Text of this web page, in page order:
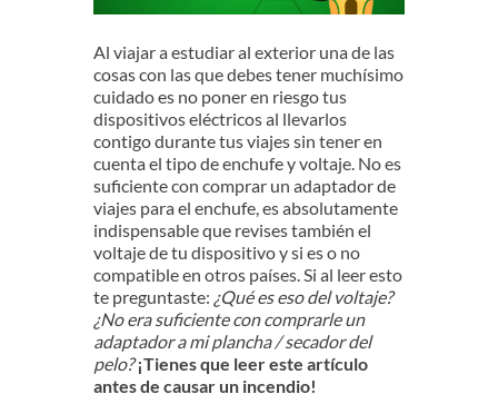
Al viajar a estudiar al exterior una de las
cosas con las que debes tener muchísimo
cuidado es no poner en riesgo tus
dispositivos eléctricos al llevarlos
contigo durante tus viajes sin tener en
cuenta el tipo de enchufe y voltaje. No es
suficiente con comprar un adaptador de
viajes para el enchufe, es absolutamente
indispensable que revises también el
voltaje de tu dispositivo y si es o no
compatible en otros países. Si al leer esto
te preguntaste: ¿Qué es eso del voltaje?
¿No era suficiente con comprarle un
adaptador a mi plancha / secador del
pelo? ¡Tienes que leer este artículo
antes de causar un incendio!